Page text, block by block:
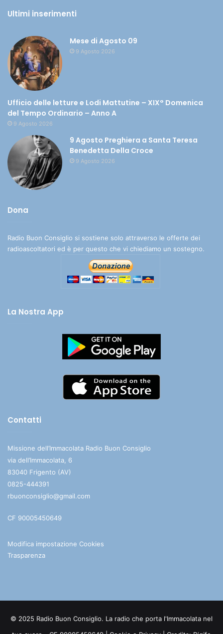
Ultimi inserimenti
Mese di Agosto 09
9 Agosto 2026
Ufficio delle letture e Lodi Mattutine – XIX° Domenica
del Tempo Ordinario – Anno A
9 Agosto 2026
9 Agosto Preghiera a Santa Teresa
Benedetta Della Croce
9 Agosto 2026
Dona
Radio Buon Consiglio si sostiene solo attraverso le offerte dei
radioascoltatori ed è per questo che vi chiediamo un sostegno.
La Nostra App
Contatti
Missione dell’Immacolata Radio Buon Consiglio
via dell’Immacolata, 6
83040 Frigento (AV)
0825-444391
rbuonconsiglio@gmail.com
CF 90005450649
Modifica impostazione Cookies
Trasparenza
© 2025 Radio Buon Consiglio. La radio che porta l'Immacolata nel